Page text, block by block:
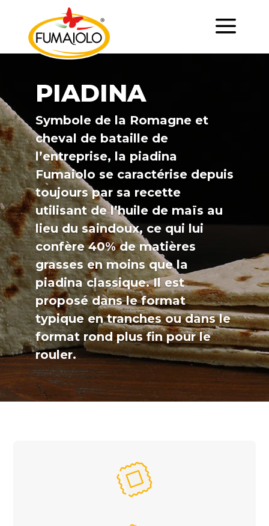
a
PIADINA
Symbole de la Romagne et
cheval de bataille de
l’entreprise, la piadina
Fumaiolo se caractérise depuis
toujours par sa recette
utilisant de l’huile de maïs au
lieu du saindoux, ce qui lui
confère 40% de matières
grasses en moins que la
piadina classique. Il est
proposé dans le format
typique en tranches ou dans le
format rond plus fin pour le
rouler.